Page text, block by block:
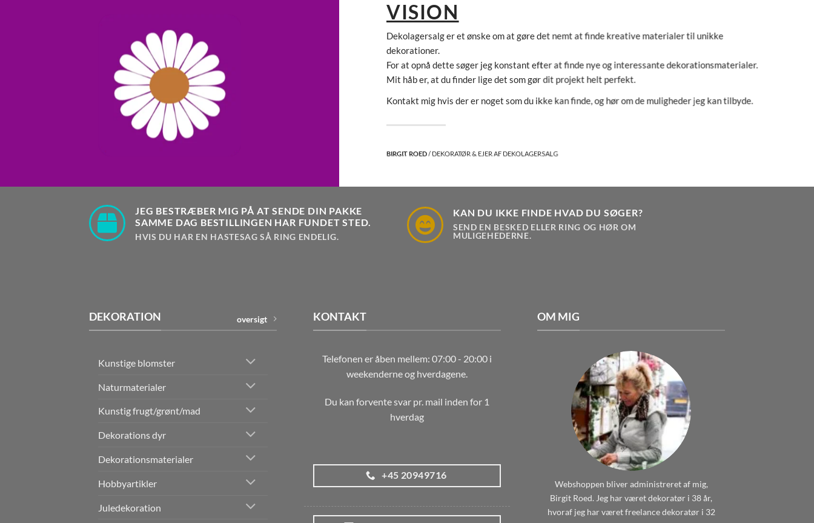
VISION
Dekolagersalg er et ønske om at gøre det nemt at finde kreative materialer til unikke
dekorationer.
For at opnå dette søger jeg konstant efter at finde nye og interessante dekorationsmaterialer.
Mit håb er, at du finder lige det som gør dit projekt helt perfekt.
Kontakt mig hvis der er noget som du ikke kan finde, og hør om de muligheder jeg kan tilbyde.
BIRGIT ROED/ DEKORATØR & EJER AF DEKOLAGERSALG
JEG BESTRÆBER MIG PÅ AT SENDE DIN PAKKE
SAMME DAG BESTILLINGEN HAR FUNDET STED.
HVIS DU HAR EN HASTESAG SÅ RING ENDELIG.
KAN DU IKKE FINDE HVAD DU SØGER?
SEND EN BESKED ELLER RING OG HØR OM
MULIGEHEDERNE.
DEKORATION oversigt
Kunstige blomster
Naturmaterialer
Kunstig frugt/grønt/mad
Dekorations dyr
Dekorationsmaterialer
Hobbyartikler
Juledekoration
KONTAKT
Telefonen er åben mellem: 07:00 - 20:00 i
weekenderne og hverdagene.
Du kan forvente svar pr. mail inden for 1
hverdag
+45 20949716
OM MIG
Webshoppen bliver administreret af mig,
Birgit Roed. Jeg har været dekoratør i 38 år,
hvoraf jeg har været freelance dekoratør i 32